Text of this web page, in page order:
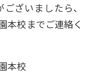
ざいましたら、
本校までご連絡く
本校